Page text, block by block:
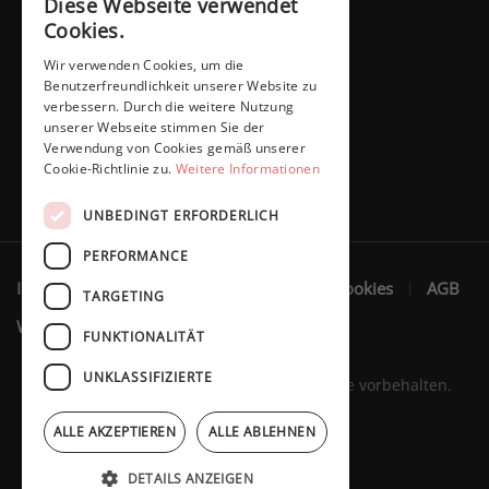
Impressum Datenschutzerklärung Cookies
AGB
Widerruf
Marita Schaffers GmbH © 2023. Alle Rechte vorbehalten.
Diese Webseite verwendet
Cookies.
Wir verwenden Cookies, um die
Benutzerfreundlichkeit unserer Website zu
verbessern. Durch die weitere Nutzung
unserer Webseite stimmen Sie der
Verwendung von Cookies gemäß unserer
Cookie-Richtlinie zu. Weitere Informationen
UNBEDINGT ERFORDERLICH
PERFORMANCE
TARGETING
FUNKTIONALITÄT
UNKLASSIFIZIERTE
ALLE AKZEPTIEREN ALLE ABLEHNEN
DETAILS ANZEIGEN